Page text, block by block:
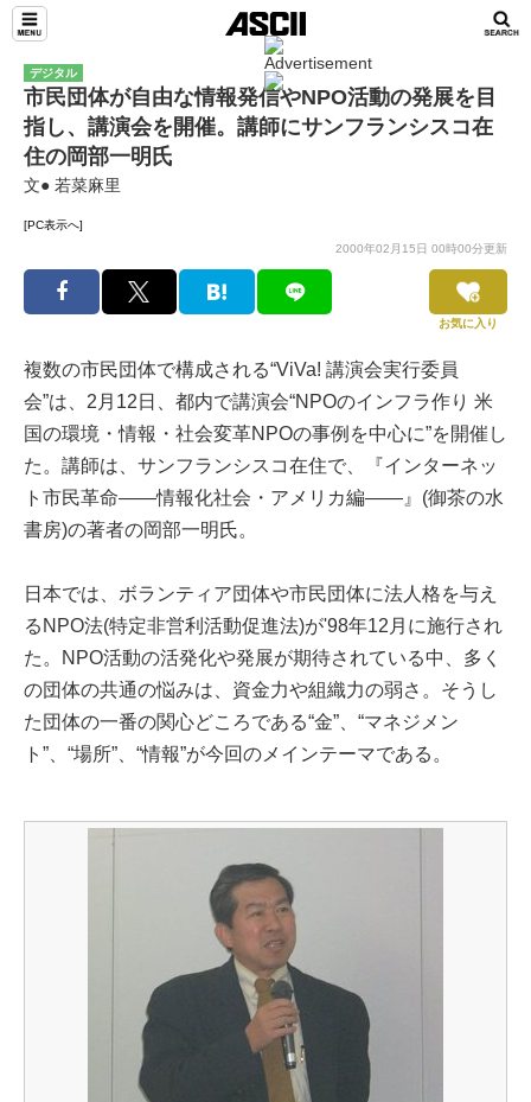
デジタル
市民団体が自由な情報発信やNPO活動の発展を目
指し、講演会を開催。講師にサンフランシスコ在
住の岡部一明氏
文● 若菜麻里
[PC表示へ]
2000年02月15日 00時00分更新
お気に入り
複数の市民団体で構成される“ViVa! 講演会実行委員
会”は、2月12日、都内で講演会“NPOのインフラ作り 米
国の環境・情報・社会変革NPOの事例を中心に”を開催し
た。講師は、サンフランシスコ在住で、『インターネッ
ト市民革命――情報化社会・アメリカ編――』(御茶の水
書房)の著者の岡部一明氏。
日本では、ボランティア団体や市民団体に法人格を与え
るNPO法(特定非営利活動促進法)が'98年12月に施行され
た。NPO活動の活発化や発展が期待されている中、多く
の団体の共通の悩みは、資金力や組織力の弱さ。そうし
た団体の一番の関心どころである“金”、“マネジメン
ト”、“場所”、“情報”が今回のメインテーマである。